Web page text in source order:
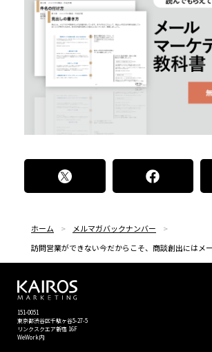
ホーム
メルマガバックナンバー
訪問営業ができない今だからこそ、商談創出にはメ
151-0051
東京都渋⾕区千駄ヶ谷5-27-5
リンクスクエア新宿 16F
WeWork内